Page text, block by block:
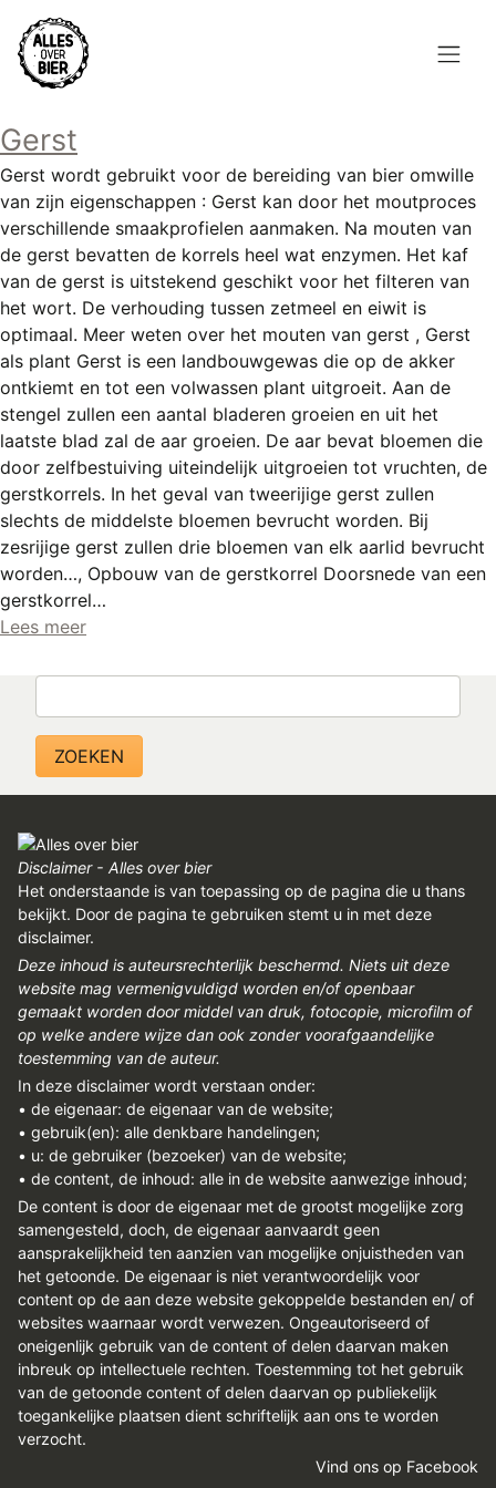
Overslaan
en
naar
gaan
Topmenu
INLOGGEN
REGISTREREN
ADVERTEREN
FACEBOOK
Hoofdnavigatie
BROUWEN
BLOG
AANBOD
AGENDA
CONTACT
Gerst
Gerst wordt gebruikt voor de bereiding van bier omwille
van zijn eigenschappen : Gerst kan door het moutproces
verschillende smaakprofielen aanmaken. Na mouten van
de gerst bevatten de korrels heel wat enzymen. Het kaf
van de gerst is uitstekend geschikt voor het filteren van
het wort. De verhouding tussen zetmeel en eiwit is
optimaal. Meer weten over het mouten van gerst , Gerst
als plant Gerst is een landbouwgewas die op de akker
ontkiemt en tot een volwassen plant uitgroeit. Aan de
stengel zullen een aantal bladeren groeien en uit het
laatste blad zal de aar groeien. De aar bevat bloemen die
door zelfbestuiving uiteindelijk uitgroeien tot vruchten, de
gerstkorrels. In het geval van tweerijige gerst zullen
slechts de middelste bloemen bevrucht worden. Bij
zesrijige gerst zullen drie bloemen van elk aarlid bevrucht
worden…, Opbouw van de gerstkorrel Doorsnede van een
gerstkorrel…
Lees meer
Disclaimer - Alles over bier
Het onderstaande is van toepassing op de pagina die u thans
bekijkt. Door de pagina te gebruiken stemt u in met deze
disclaimer.
Deze inhoud is auteursrechterlijk beschermd. Niets uit deze
website mag vermenigvuldigd worden en/of openbaar
gemaakt worden door middel van druk, fotocopie, microfilm of
op welke andere wijze dan ook zonder voorafgaandelijke
toestemming van de auteur.
In deze disclaimer wordt verstaan onder:
• de eigenaar: de eigenaar van de website;
• gebruik(en): alle denkbare handelingen;
• u: de gebruiker (bezoeker) van de website;
• de content, de inhoud: alle in de website aanwezige inhoud;
De content is door de eigenaar met de grootst mogelijke zorg
samengesteld, doch, de eigenaar aanvaardt geen
aansprakelijkheid ten aanzien van mogelijke onjuistheden van
het getoonde. De eigenaar is niet verantwoordelijk voor
content op de aan deze website gekoppelde bestanden en/ of
websites waarnaar wordt verwezen. Ongeautoriseerd of
oneigenlijk gebruik van de content of delen daarvan maken
inbreuk op intellectuele rechten. Toestemming tot het gebruik
van de getoonde content of delen daarvan op publiekelijk
toegankelijke plaatsen dient schriftelijk aan ons te worden
verzocht.
Vind ons op Facebook